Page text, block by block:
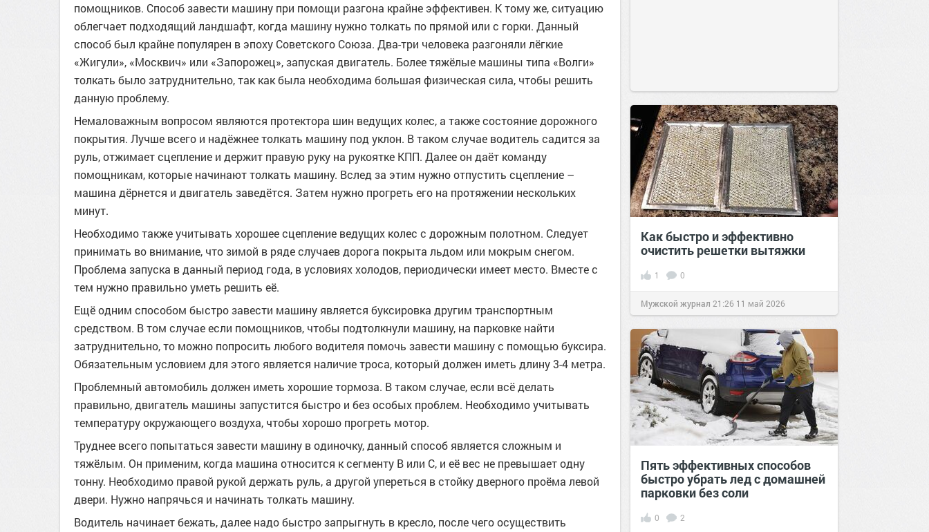
помощников. Способ завести машину при помощи разгона крайне эффективен. К тому же, ситуацию
облегчает подходящий ландшафт, когда машину нужно толкать по прямой или с горки. Данный
способ был крайне популярен в эпоху Советского Союза. Два-три человека разгоняли лёгкие
«Жигули», «Москвич» или «Запорожец», запуская двигатель. Более тяжёлые машины типа «Волги»
толкать было затруднительно, так как была необходима большая физическая сила, чтобы решить
данную проблему.
Немаловажным вопросом являются протектора шин ведущих колес, а также состояние дорожного
покрытия. Лучше всего и надёжнее толкать машину под уклон. В таком случае водитель садится за
руль, отжимает сцепление и держит правую руку на рукоятке КПП. Далее он даёт команду
помощникам, которые начинают толкать машину. Вслед за этим нужно отпустить сцепление –
машина дёрнется и двигатель заведётся. Затем нужно прогреть его на протяжении нескольких
минут.
Необходимо также учитывать хорошее сцепление ведущих колес с дорожным полотном. Следует
принимать во внимание, что зимой в ряде случаев дорога покрыта льдом или мокрым снегом.
Проблема запуска в данный период года, в условиях холодов, периодически имеет место. Вместе с
тем нужно правильно уметь решить её.
Ещё одним способом быстро завести машину является буксировка другим транспортным
средством. В том случае если помощников, чтобы подтолкнули машину, на парковке найти
затруднительно, то можно попросить любого водителя помочь завести машину с помощью буксира.
Обязательным условием для этого является наличие троса, который должен иметь длину 3-4 метра.
Проблемный автомобиль должен иметь хорошие тормоза. В таком случае, если всё делать
правильно, двигатель машины запустится быстро и без особых проблем. Необходимо учитывать
температуру окружающего воздуха, чтобы хорошо прогреть мотор.
Труднее всего попытаться завести машину в одиночку, данный способ является сложным и
тяжёлым. Он применим, когда машина относится к сегменту B или C, и её вес не превышает одну
тонну. Необходимо правой рукой держать руль, а другой упереться в стойку дверного проёма левой
двери. Нужно напрячься и начинать толкать машину.
Водитель начинает бежать, далее надо быстро запрыгнуть в кресло, после чего осуществить
Как быстро и эффективно
очистить решетки вытяжки
1 0
Мужской журнал 21:26 11 май 2026
Пять эффективных способов
быстро убрать лед с домашней
парковки без соли
0 2